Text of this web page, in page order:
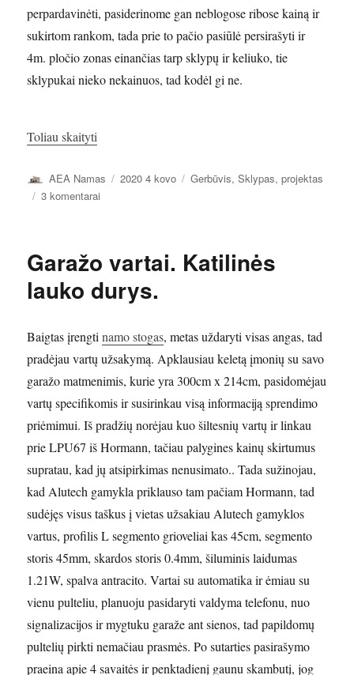
perpardavinėti, pasiderinome gan neblogose ribose kainą ir
sukirtom rankom, tada prie to pačio pasiūlė persirašyti ir
4m. pločio zonas einančias tarp sklypų ir keliuko, tie
sklypukai nieko nekainuos, tad kodėl gi ne.
Toliau skaityti
Autorius
AEA Namas Paskelbta
2020 4 kovo Kategorijos
Gerbūvis,Sklypas, projektas
3 komentarai
Garažo vartai. Katilinės
lauko durys.
Baigtas įrengtinamo stogas, metas uždaryti visas angas, tad
pradėjau vartų užsakymą. Apklausiau keletą įmonių su savo
garažo matmenimis, kurie yra 300cm x 214cm, pasidomėjau
vartų specifikomis ir susirinkau visą informaciją sprendimo
priėmimui. Iš pradžių norėjau kuo šiltesnių vartų ir linkau
prie LPU67 iš Hormann, tačiau palygines kainų skirtumus
supratau, kad jų atsipirkimas nenusimato.. Tada sužinojau,
kad Alutech gamykla priklauso tam pačiam Hormann, tad
sudėjęs visus taškus į vietas užsakiau Alutech gamyklos
vartus, profilis L segmento grioveliai kas 45cm, segmento
storis 45mm, skardos storis 0.4mm, šiluminis laidumas
1.21W, spalva antracito. Vartai su automatika ir ėmiau su
vienu pulteliu, planuoju pasidaryti valdyma telefonu, nuo
signalizacijos ir mygtuku garaže ant sienos, tad papildomų
pultelių pirkti nemačiau prasmės. Po sutarties pasirašymo
praeina apie 4 savaitės ir penktadienį gaunu skambutį, jog